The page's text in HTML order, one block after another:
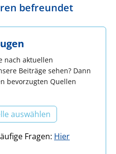
befreundet
nach aktuellen
Beiträge sehen? Dann
bevorzugten Quellen
auswählen
Fragen: Hier